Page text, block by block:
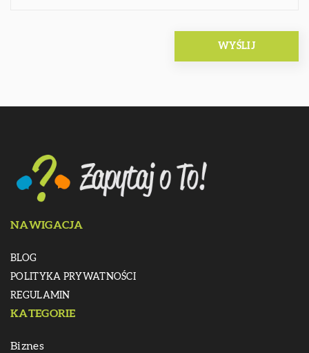
NAWIGACJA
BLOG
POLITYKA PRYWATNOŚCI
REGULAMIN
KATEGORIE
Biznes